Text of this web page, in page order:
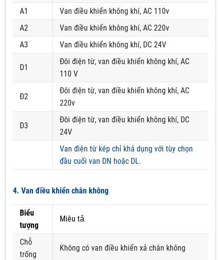
A1
Van điều khiển không khí, AC 110v
A2
Van điều khiển không khí, AC 220v
A3
Van điều khiển không khí, DC 24V
D1
Đôi điện từ, van điều khiển không khí, AC
110 V
Đ2
Đôi điện từ, van điều khiển không khí, AC
220v
D3
Đôi điện từ, van điều khiển không khí, DC
24V
Van điện từ kép chỉ khả dụng với tùy chọn
đầu cuối van DN hoặc DL.
4. Van điều khiển chân không
Biểu
tượng
Miêu tả
Chỗ
trống
Không có van điều khiển xả chân không